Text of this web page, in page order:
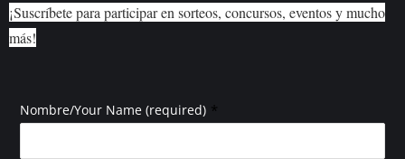
¡Suscríbete para participar en sorteos, concursos, eventos y mucho
más!
Nombre/Your Name (required) *